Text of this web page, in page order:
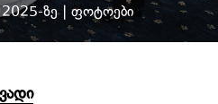
2025-ზე | ფოტოები